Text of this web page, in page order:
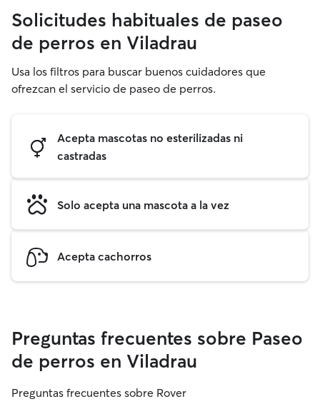
Solicitudes habituales de paseo
de perros en Viladrau
Usa los filtros para buscar buenos cuidadores que
ofrezcan el servicio de paseo de perros.
Acepta mascotas no esterilizadas ni
castradas
Solo acepta una mascota a la vez
Acepta cachorros
Preguntas frecuentes sobre Paseo
de perros en Viladrau
Preguntas frecuentes sobre Rover